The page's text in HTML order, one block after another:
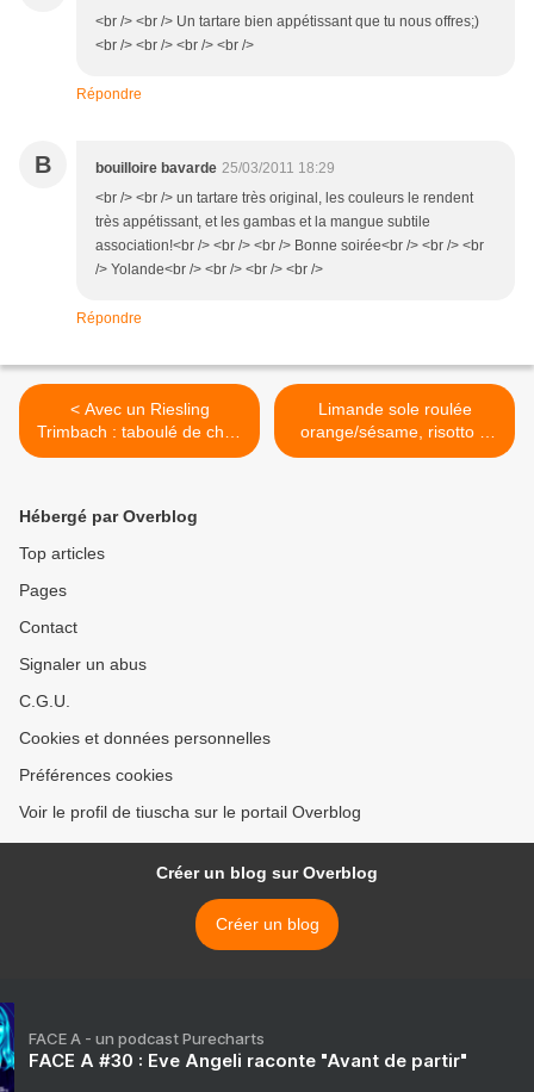
<br /> <br /> Un tartare bien appétissant que tu nous offres;)
<br /> <br /> <br /> <br />
Répondre
B bouilloire bavarde 25/03/2011 18:29
<br /> <br /> un tartare très original, les couleurs le rendent
très appétissant, et les gambas et la mangue subtile
association!<br /> <br /> <br /> Bonne soirée<br /> <br /> <br
/> Yolande<br /> <br /> <br /> <br />
Répondre
< Avec un Riesling
Trimbach : taboulé de chou
fleur au saumon
Limande sole roulée
orange/sésame, risotto à
l'orange sanguine >
Hébergé par Overblog
Top articles
Pages
Contact
Signaler un abus
C.G.U.
Cookies et données personnelles
Préférences cookies
Voir le profil de tiuscha sur le portail Overblog
Créer un blog sur Overblog
Créer un blog
FACE A - un podcast Purecharts
FACE A #30 : Eve Angeli raconte "Avant de partir"